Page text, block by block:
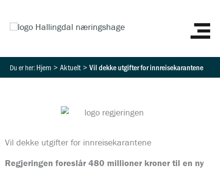
Hjem Aktuelt Vil dekke utgifter for innreisekarantene
Vil dekke utgifter for innreisekarantene
Regjeringen foreslår 480 millioner kroner til en ny